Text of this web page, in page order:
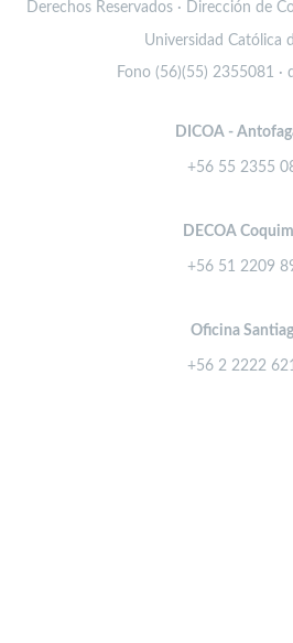
Derechos Reservados · Dirección de
Universidad Católica
Fono (56)(55) 2355081 ·
DICOA -
+56 55 2355
DECOA
+56 51 2209
Oficina
+56 2 2222